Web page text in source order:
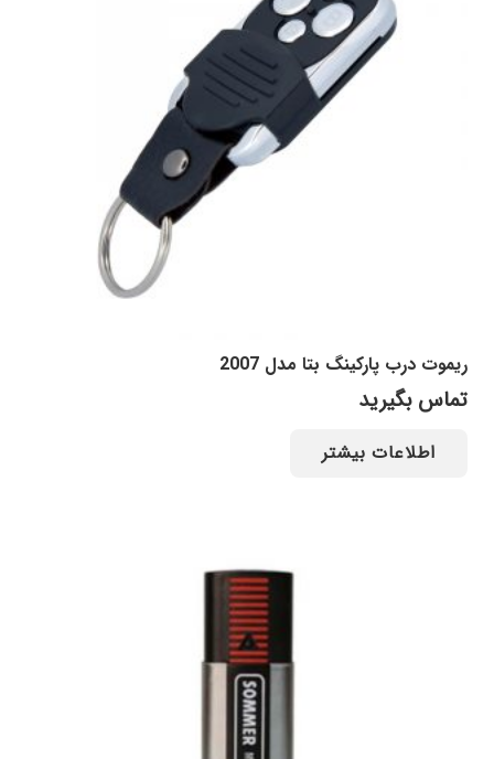
ریموت درب پارکینگ بتا مدل 2007
تماس بگیرید
اطلاعات بیشتر